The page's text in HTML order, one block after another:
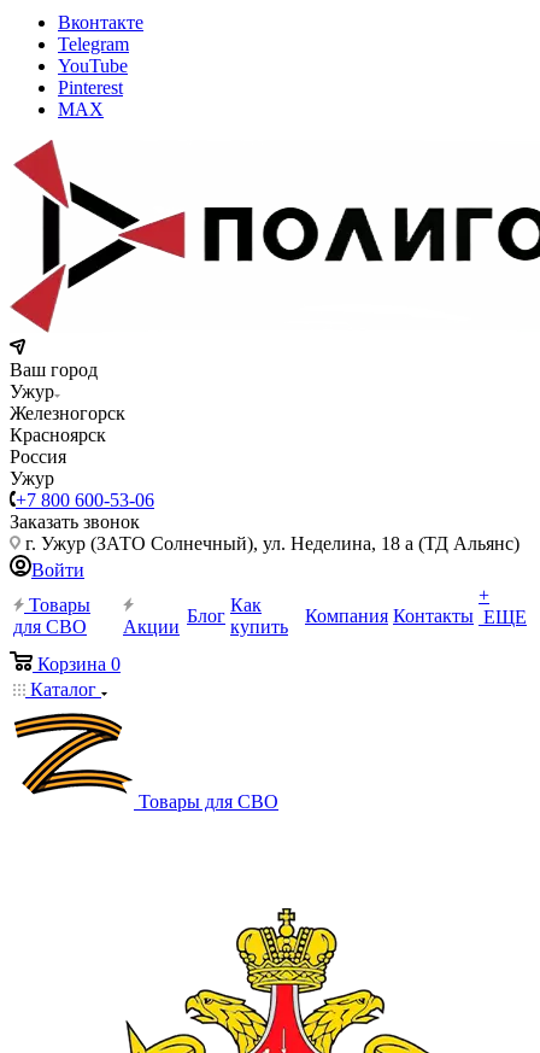
Вконтакте
Telegram
YouTube
Pinterest
MAX
Ваш город
Ужур
Железногорск
Красноярск
Россия
Ужур
+7 800 600-53-06
Заказать звонок
г. Ужур (ЗАТО Солнечный), ул. Неделина, 18 а (ТД Альянс)
Войти
Товары
для СВО
Акции
Блог
Как
купить
Компания Контакты
+
ЕЩЕ
Корзина 0
Каталог
Товары для СВО